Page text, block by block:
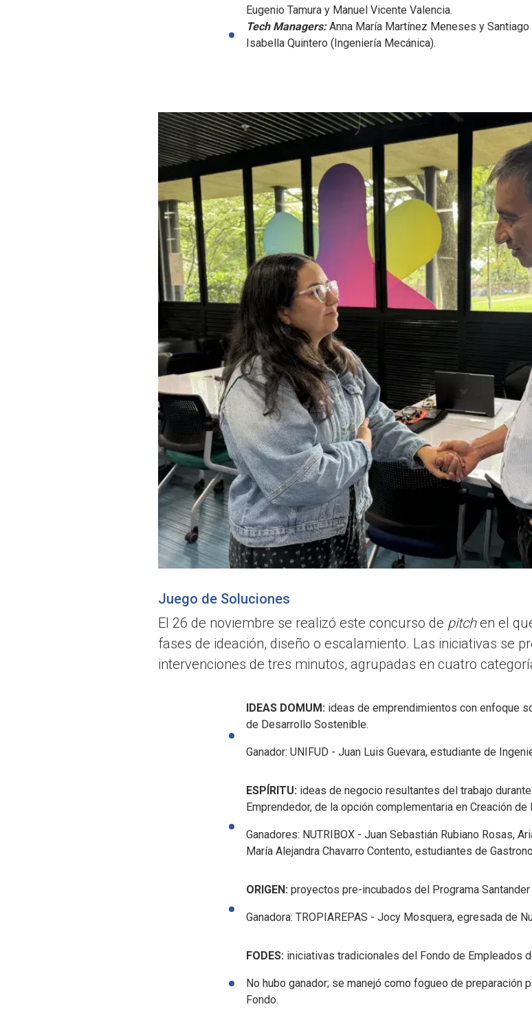
Eugenio Tamura y Manuel Vicente Valencia.
Tech Managers:Anna María Martínez Meneses y
Isabella Quintero (Ingeniería Mecánica).
Juego de Soluciones
El 26 de noviembre se realizó este concurso de pitchen el
fases de ideación, diseño o escalamiento. Las iniciativas se
intervenciones de tres minutos, agrupadas en cuatro
IDEAS DOMUM: ideas de emprendimientos con enfoque
de Desarrollo Sostenible.
Ganador: UNIFUD - Juan Luis Guevara, estudiante de
ESPÍRITU: ideas de negocio resultantes del trabajo
Emprendedor, de la opción complementaria en Creación de
Ganadores: NUTRIBOX - Juan Sebastián Rubiano Rosas,
María Alejandra Chavarro Contento, estudiantes de
ORIGEN: proyectos pre-incubados del Programa Santander
Ganadora: TROPIAREPAS - Jocy Mosquera, egresada de
FODES: iniciativas tradicionales del Fondo de Empleados
No hubo ganador; se manejó como fogueo de preparación
Fondo.